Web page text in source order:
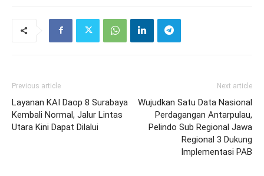
Previous article
Layanan KAI Daop 8 Surabaya
Kembali Normal, Jalur Lintas
Utara Kini Dapat Dilalui
Next article
Wujudkan Satu Data Nasional
Perdagangan Antarpulau,
Pelindo Sub Regional Jawa
Regional 3 Dukung
Implementasi PAB